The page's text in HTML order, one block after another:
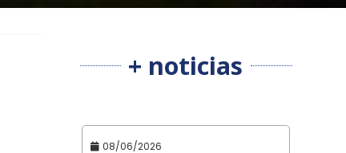
+ noticias
08/06/2026